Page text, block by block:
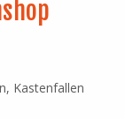
Kastenfallen